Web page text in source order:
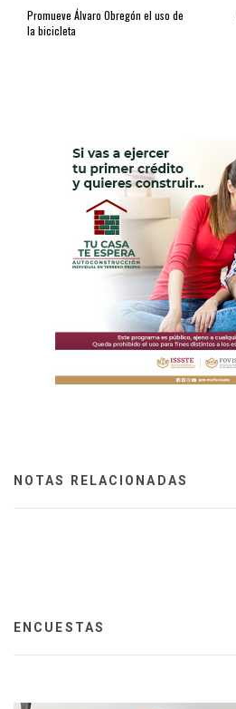
Promueve Álvaro Obregón el uso de
la bicicleta
NOTAS RELACIONADAS
ENCUESTAS